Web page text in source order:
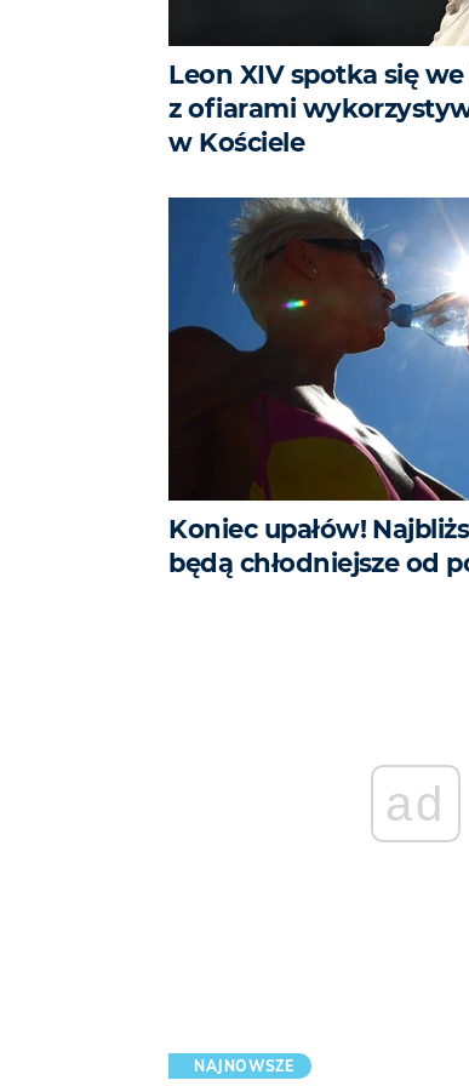
Leon XIV spotka się
z ofiarami
w Kościele
Koniec upałów!
będą chłodniejsze od
ad
NAJNOWSZE